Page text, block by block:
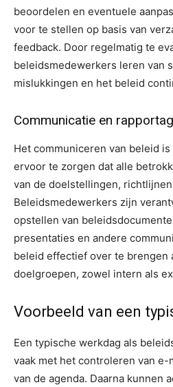
beoordelen en eventuele
voor te stellen op basis van
feedback. Door regelmatig te
beleidsmedewerkers leren van
mislukkingen en het beleid
Communicatie en
Het communiceren van beleid
ervoor te zorgen dat alle
van de doelstellingen,
Beleidsmedewerkers zijn
opstellen van
presentaties en andere
beleid effectief over te brengen
doelgroepen, zowel intern als
Voorbeeld van een
Een typische werkdag als
vaak met het controleren van
van de agenda. Daarna kunnen